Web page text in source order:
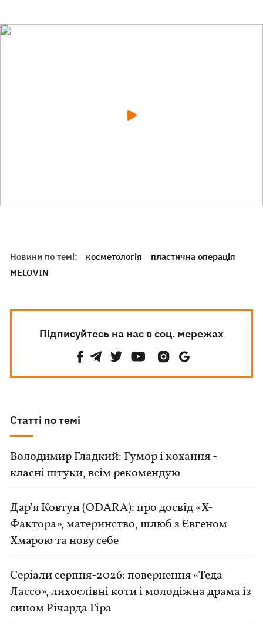
Новини по темі: косметологія
пластична операція
MELOVIN
Підписуйтесь на нас в соц. мережах
Статті по темі
Володимир Гладкий: Гумор і кохання -
класні штуки, всім рекомендую
Дар’я Ковтун (ODARA): про досвід «Х-
Фактора», материнство, шлюб з Євгеном
Хмарою та нову себе
Серіали серпня-2026: повернення «Теда
Лассо», лихослівні коти і молодіжна драма із
сином Річарда Гіра